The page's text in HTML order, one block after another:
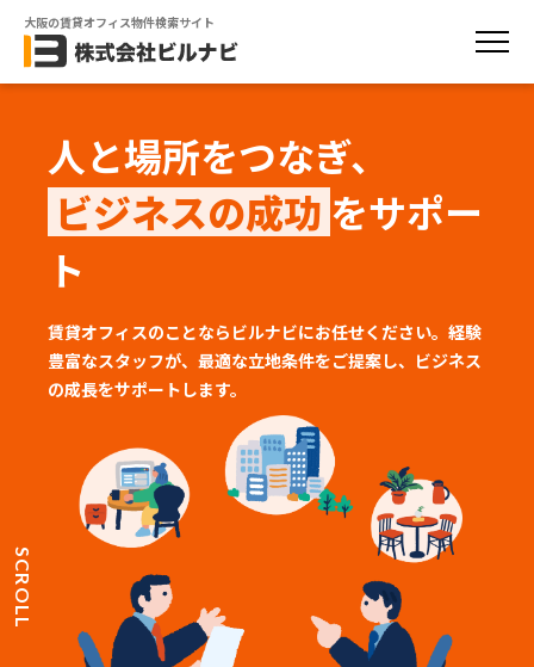
大阪の賃貸オフィス物件検索サイト
人と場所をつなぎ、
ビジネスの成功 をサポー
ト
賃貸オフィスのことならビルナビにお任せください。経験
豊富なスタッフが、 最適な立地条件をご提案し、ビジネス
の成長をサポートします。
SCROLL